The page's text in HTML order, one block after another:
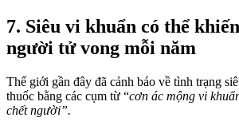
7. Siêu vi khuẩn có thể
người tử vong mỗi năm
Thế giới gần đây đã cảnh báo về tình trạng
thuốc bằng các cụm từ “cơn ác mộng vi
chết người”.